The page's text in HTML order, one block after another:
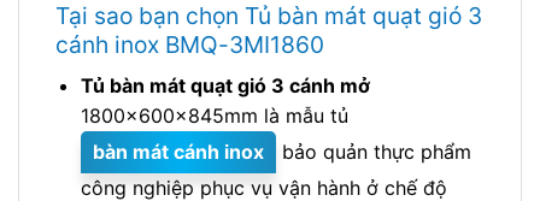
Tại sao bạn chọn Tủ bàn mát quạt gió 3
cánh inox BMQ-3MI1860
Tủ bàn mát quạt gió 3 cánh mở
1800x600x845mm là mẫu tủ
bàn mát cánh inox
bảo quản thực phẩm
công nghiệp phục vụ vận hành ở chế độ